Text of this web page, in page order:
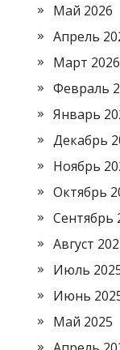
Май 2026
Апрель
Март 2026
Февраль
Январь
Декабрь
Ноябрь
Октябрь
Сентябрь
Август
Июль
Июнь
Май 2025